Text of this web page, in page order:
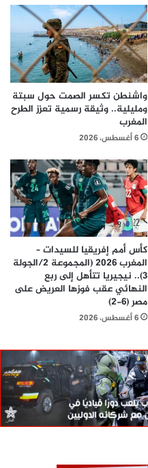
واشنطن تكسر الصمت حول سبتة
ومليلية.. وثيقة رسمية تعزز الطرح
المغرب
6 أغسطس، 2026
كأس أمم إفريقيا للسيدات –
المغرب 2026 (المجموعة 2/الجولة
3).. نيجيريا تتأهل إلى ربع
النهائي عقب فوزها العريض على
مصر (6-2)
6 أغسطس، 2026